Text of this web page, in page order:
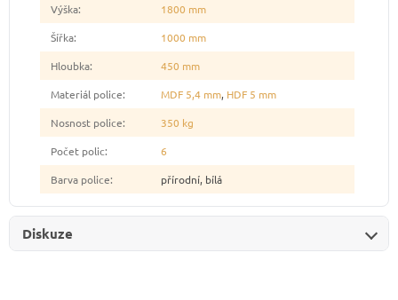
Výška:
1800 mm
Šířka:
1000 mm
Hloubka:
450 mm
Materiál police: MDF 5,4 mm, HDF 5 mm
Nosnost police:
350 kg
Počet polic:
6
Barva police: přírodní, bílá
Diskuze